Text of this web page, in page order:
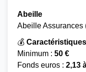
Abeille
Abeille Assurances
💰 Caractéristiques
Minimum : 50 €
Fonds euros : 2,13